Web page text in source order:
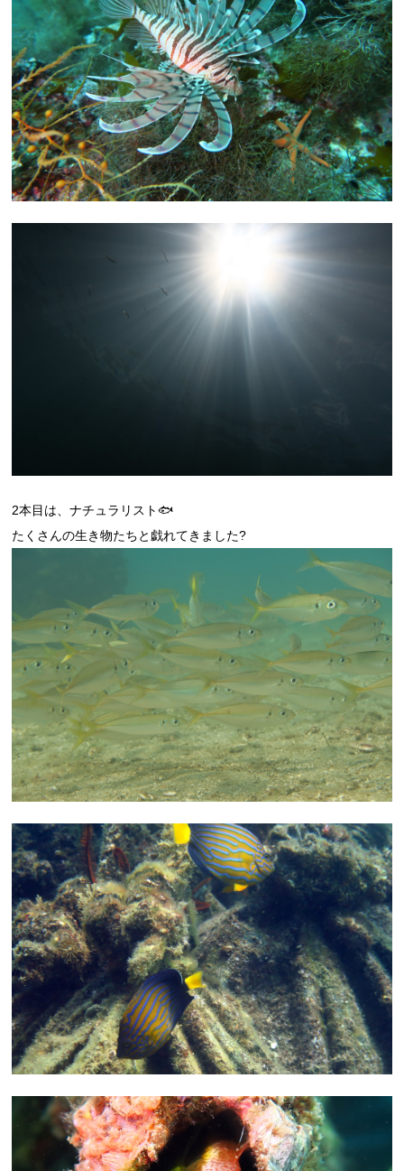
2本目は、ナチュラリスト🐟
たくさんの生き物たちと戯れてきました?